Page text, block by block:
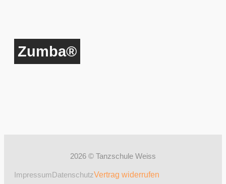
Zumba®
2026 © Tanzschule Weiss
Impressum DatenschutzVertrag widerrufen